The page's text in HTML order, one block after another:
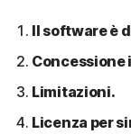
Il software è
Concessione
Limitazioni.
Licenza per